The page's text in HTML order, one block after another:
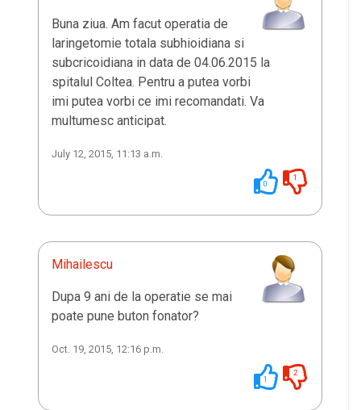
Buna ziua. Am facut operatia de
laringetomie totala subhioidiana si
subcricoidiana in data de 04.06.2015 la
spitalul Coltea. Pentru a putea vorbi
imi putea vorbi ce imi recomandati. Va
multumesc anticipat.
July 12, 2015, 11:13 a.m.
0
1
Mihailescu
Dupa 9 ani de la operatie se mai
poate pune buton fonator?
Oct. 19, 2015, 12:16 p.m.
1
2